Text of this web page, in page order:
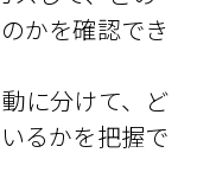
かを確認でき
に分けて、ど
るかを把握で